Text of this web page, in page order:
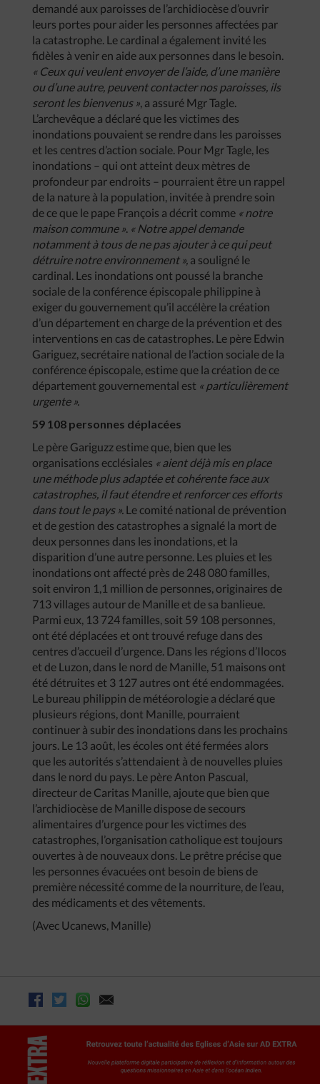
demandé aux paroisses de l’archidiocèse d’ouvrir
leurs portes pour aider les personnes affectées par
la catastrophe. Le cardinal a également invité les
fidèles à venir en aide aux personnes dans le besoin.
« Ceux qui veulent envoyer de l’aide, d’une manière
ou d’une autre, peuvent contacter nos paroisses, ils
seront les bienvenus », a assuré Mgr Tagle.
L’archevêque a déclaré que les victimes des
inondations pouvaient se rendre dans les paroisses
et les centres d’action sociale. Pour Mgr Tagle, les
inondations – qui ont atteint deux mètres de
profondeur par endroits – pourraient être un rappel
de la nature à la population, invitée à prendre soin
de ce que le pape François a décrit comme « notre
maison commune ». « Notre appel demande
notamment à tous de ne pas ajouter à ce qui peut
détruire notre environnement », a souligné le
cardinal. Les inondations ont poussé la branche
sociale de la conférence épiscopale philippine à
exiger du gouvernement qu’il accélère la création
d’un département en charge de la prévention et des
interventions en cas de catastrophes. Le père Edwin
Gariguez, secrétaire national de l’action sociale de la
conférence épiscopale, estime que la création de ce
département gouvernemental est « particulièrement
urgente ».
59 108 personnes déplacées
Le père Gariguzz estime que, bien que les
organisations ecclésiales « aient déjà mis en place
une méthode plus adaptée et cohérente face aux
catastrophes, il faut étendre et renforcer ces efforts
dans tout le pays ». Le comité national de prévention
et de gestion des catastrophes a signalé la mort de
deux personnes dans les inondations, et la
disparition d’une autre personne. Les pluies et les
inondations ont affecté près de 248 080 familles,
soit environ 1,1 million de personnes, originaires de
713 villages autour de Manille et de sa banlieue.
Parmi eux, 13 724 familles, soit 59 108 personnes,
ont été déplacées et ont trouvé refuge dans des
centres d’accueil d’urgence. Dans les régions d’Ilocos
et de Luzon, dans le nord de Manille, 51 maisons ont
été détruites et 3 127 autres ont été endommagées.
Le bureau philippin de météorologie a déclaré que
plusieurs régions, dont Manille, pourraient
continuer à subir des inondations dans les prochains
jours. Le 13 août, les écoles ont été fermées alors
que les autorités s’attendaient à de nouvelles pluies
dans le nord du pays. Le père Anton Pascual,
directeur de Caritas Manille, ajoute que bien que
l’archidiocèse de Manille dispose de secours
alimentaires d’urgence pour les victimes des
catastrophes, l’organisation catholique est toujours
ouvertes à de nouveaux dons. Le prêtre précise que
les personnes évacuées ont besoin de biens de
première nécessité comme de la nourriture, de l’eau,
des médicaments et des vêtements.
(Avec Ucanews, Manille)